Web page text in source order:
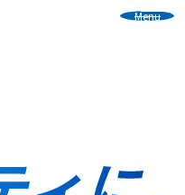
Menu